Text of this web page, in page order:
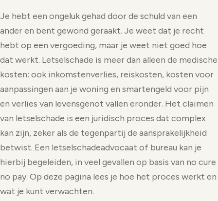
Je hebt een ongeluk gehad door de schuld van een
ander en bent gewond geraakt. Je weet dat je recht
hebt op een vergoeding, maar je weet niet goed hoe
dat werkt. Letselschade is meer dan alleen de medische
kosten: ook inkomstenverlies, reiskosten, kosten voor
aanpassingen aan je woning en smartengeld voor pijn
en verlies van levensgenot vallen eronder. Het claimen
van letselschade is een juridisch proces dat complex
kan zijn, zeker als de tegenpartij de aansprakelijkheid
betwist. Een letselschadeadvocaat of bureau kan je
hierbij begeleiden, in veel gevallen op basis van no cure
no pay. Op deze pagina lees je hoe het proces werkt en
wat je kunt verwachten.